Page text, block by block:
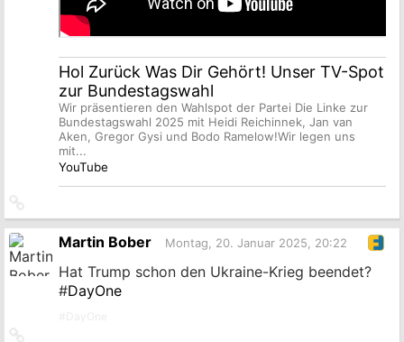
Hol Zurück Was Dir Gehört! Unser TV-Spot
zur Bundestagswahl
Wir präsentieren den Wahlspot der Partei Die Linke zur
Bundestagswahl 2025 mit Heidi Reichinnek, Jan van
Aken, Gregor Gysi und Bodo Ramelow!Wir legen uns
mit...
YouTube
zum
Originalbeitrag
Martin Bober Montag, 20. Januar 2025, 20:22
Hat Trump schon den Ukraine-Krieg beendet?
#DayOne